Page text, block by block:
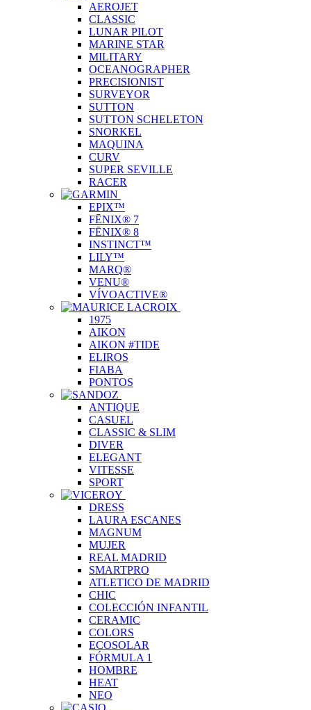
AEROJET
CLASSIC
LUNAR PILOT
MARINE STAR
MILITARY
OCEANOGRAPHER
PRECISIONIST
SURVEYOR
SUTTON
SUTTON SCHELETON
SNORKEL
MAQUINA
CURV
SUPER SEVILLE
RACER
EPIX™
FĒNIX® 7
FĒNIX® 8
INSTINCT™
LILY™
MARQ®
VENU®
VÍVOACTIVE®
1975
AIKON
AIKON #TIDE
ELIROS
FIABA
PONTOS
ANTIQUE
CASUEL
CLASSIC & SLIM
DIVER
ELEGANT
VITESSE
SPORT
DRESS
LAURA ESCANES
MAGNUM
MUJER
REAL MADRID
SMARTPRO
ATLETICO DE MADRID
CHIC
COLECCIÓN INFANTIL
CERAMIC
COLORS
ECOSOLAR
FÓRMULA 1
HOMBRE
HEAT
NEO